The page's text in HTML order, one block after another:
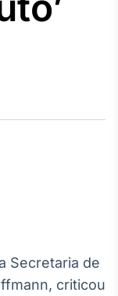
Secretaria de
criticou